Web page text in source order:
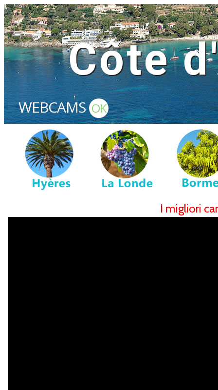
Côte
WEBCAMSOK
I migliori